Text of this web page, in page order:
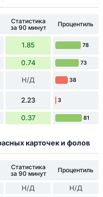
Статистика
за 90 минут
Процентиль
1.85 78
0.74 73
Н/Д 38
2.23 3
0.37 81
карточек и фолов
Статистика
за 90 минут
Процентиль
Н/Д Н/Д